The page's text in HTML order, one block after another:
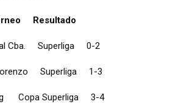
Resultado
Cba. Superliga 0-2
Superliga 1-3
Copa Superliga 3-4